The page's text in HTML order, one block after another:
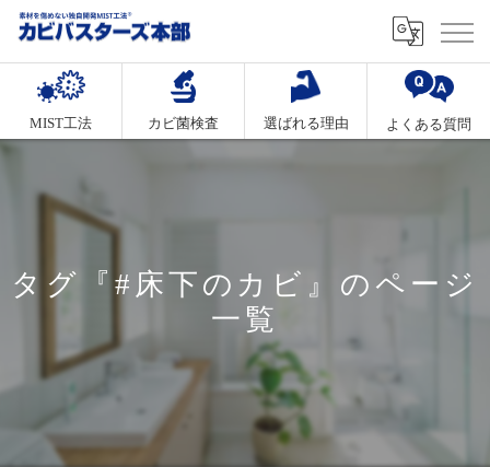
MIST工法 カビ菌検査 選ばれる理由 よくある質問
タグ『#床下のカビ』のページ
一覧